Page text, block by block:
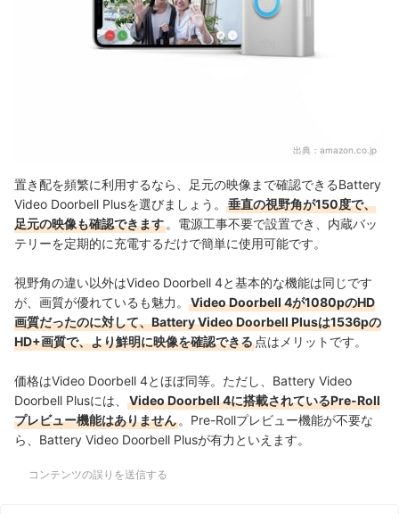
出典： amazon.co.jp
置き配を頻繁に利用するなら、足元の映像まで確認できるBattery
Video Doorbell Plusを選びましょう。
垂直の視野角が150度で、
足元の映像も確認できます。電源工事不要で設置でき、内蔵バッ
テリーを定期的に充電するだけで簡単に使用可能です。
視野角の違い以外はVideo Doorbell 4と基本的な機能は同じです
が、画質が優れているも魅力。
Video Doorbell 4が1080pのHD
画質だったのに対して、Battery Video Doorbell Plusは1536pの
HD+画質で、より鮮明に映像を確認できる点はメリットです。
価格はVideo Doorbell 4とほぼ同等。 ただし、Battery Video
Doorbell Plusには、
Video Doorbell 4に搭載されているPre-Roll
プレビュー機能はありません。 Pre-Rollプレビュー機能が不要な
ら、Battery Video Doorbell Plusが有力といえます。
コンテンツの誤りを送信する